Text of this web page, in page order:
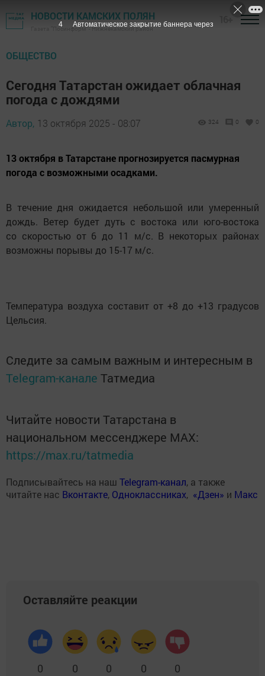
НОВОСТИ КАМСКИХ ПОЛЯН
Газета "Посинформ" - Нижнекамский район
ОБЩЕСТВО
Сегодня Татарстан ожидает облачная
погода с дождями
Автор, 13 октября 2025 - 08:07 324 0 0
13 октября в Татарстане прогнозируется пасмурная
погода с возможными осадками.
В течение дня ожидается небольшой или умеренный
дождь. Ветер будет дуть с востока или юго-востока
со скоростью от 6 до 11 м/с. В некоторых районах
возможны порывы до 15-17 м/с.
Температура воздуха составит от +8 до +13 градусов
Цельсия.
Следите за самым важным и интересным в
Telegram-канале Татмедиа
Читайте новости Татарстана в
национальном мессенджере MАХ:
https://max.ru/tatmedia
Подписывайтесь на наш Telegram-канал, а также
читайте нас Вконтакте, Одноклассниках, «Дзен» и Макс
Оставляйте реакции
0 0 0 0 0
3 Автоматическое закрытие баннера через